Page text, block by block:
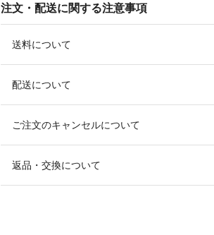
注文・配送に関する注意事項
送料について
配送について
ご注文のキャンセルについて
返品・交換について